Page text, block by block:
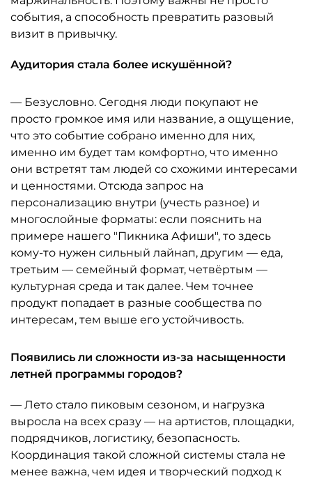
события, а способность превратить разовый
визит в привычку.
Аудитория стала более искушённой?
— Безусловно. Сегодня люди покупают не
просто громкое имя или название, а ощущение,
что это событие собрано именно для них,
именно им будет там комфортно, что именно
они встретят там людей со схожими интересами
и ценностями. Отсюда запрос на
персонализацию внутри (учесть разное) и
многослойные форматы: если пояснить на
примере нашего "Пикника Афиши", то здесь
кому-то нужен сильный лайнап, другим — еда,
третьим — семейный формат, четвёртым —
культурная среда и так далее. Чем точнее
продукт попадает в разные сообщества по
интересам, тем выше его устойчивость.
Появились ли сложности из-за насыщенности
летней программы городов?
— Лето стало пиковым сезоном, и нагрузка
выросла на всех сразу — на артистов, площадки,
подрядчиков, логистику, безопасность.
Координация такой сложной системы стала не
менее важна, чем идея и творческий подход к